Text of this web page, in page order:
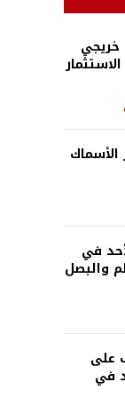
خريجي
في
والبصل
على
في